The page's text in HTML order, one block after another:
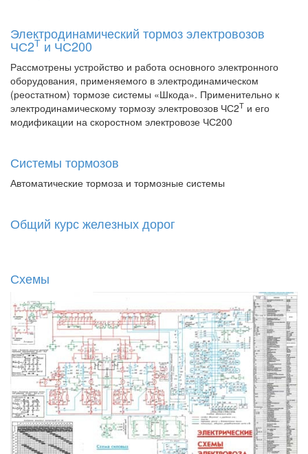
Электродинамический тормоз электровозов
ЧС2Т и ЧС200
Рассмотрены устройство и работа основного электронного
оборудования, применяемого в электродинамическом
(реостатном) тормозе системы «Шкода». Применительно к
электродинамическому тормозу электровозов ЧС2Т и его
модификации на скоростном электровозе ЧС200
Системы тормозов
Автоматические тормоза и тормозные системы
Общий курс железных дорог
Схемы